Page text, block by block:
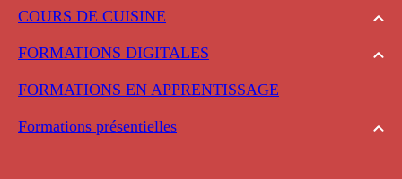
COURS DE CUISINE
FORMATIONS DIGITALES
FORMATIONS EN APPRENTISSAGE
Formations présentielles